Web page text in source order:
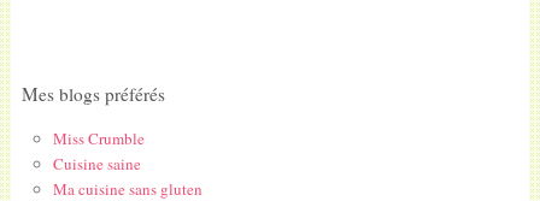
Mes blogs préférés
Miss Crumble
Cuisine saine
Ma cuisine sans gluten